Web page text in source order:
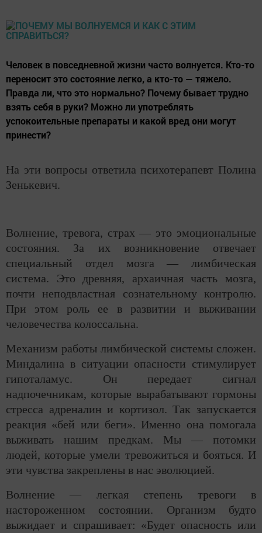
Человек в повседневной жизни часто волнуется. Кто-то
переносит это состояние легко, а кто-то — тяжело.
Правда ли, что это нормально? Почему бывает трудно
взять себя в руки? Можно ли употреблять
успокоительные препараты и какой вред они могут
принести?
На эти вопросы ответила психотерапевт Полина
Зенькевич.
Волнение, тревога, страх — это эмоциональные
состояния. За их возникновение отвечает
специальный отдел мозга — лимбическая
система. Это древняя, архаичная часть мозга,
почти неподвластная сознательному контролю.
При этом роль ее в развитии и выживании
человечества колоссальна.
Механизм работы лимбической системы сложен.
Миндалина в ситуации опасности стимулирует
гипоталамус. Он передает сигнал
надпочечникам, которые вырабатывают гормоны
стресса адреналин и кортизол. Так запускается
реакция «бей или беги». Именно она помогала
выживать нашим предкам. Мы — потомки
людей, которые умели тревожиться и бояться. И
эти чувства закреплены в нас эволюцией.
Волнение — легкая степень тревоги в
настороженном состоянии. Организм будто
выжидает и спрашивает: «Будет опасность или